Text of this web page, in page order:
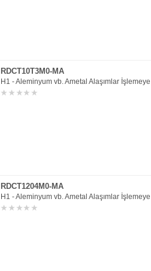
RDCT10T3M0-MA
H1 - Aleminyum vb. Ametal Alaşımlar
RDCT1204M0-MA
H1 - Aleminyum vb. Ametal Alaşımlar